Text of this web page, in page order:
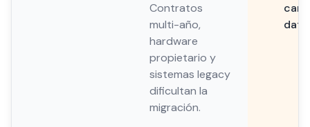
Contratos
multi-año,
hardware
propietario y
sistemas legacy
dificultan la
migración.